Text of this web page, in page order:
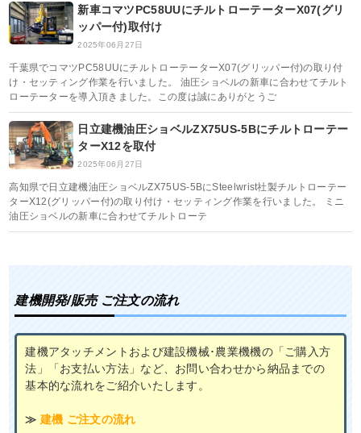
新車コマツPC58UUにチルトローテーターX07(グリ
ッパー付)取付け
2025年06月27日
千葉県でコマツPC58UUにチルトローテーターX07(グリッパー付)の取り付
け・セッティング作業を行いました。 油圧ショベルの新車に合わせてチルト
ローテーターを導入頂きました。この度は誠にありがとうご
日立建機油圧ショベルZX75US-5Bにチルトローテー
ターX12を取付
2025年06月27日
高知県で日立建機油圧ショベルZX75US-5BにSteelwrist社製チルトローテー
ターX12(グリッパー付)の取り付け・セッティング作業を行いました。 ミニ
油圧ショベルの新車に合わせてチルトローテ
建機開発/販売 ご注文の流れ
建機アタッチメントおよび建設機械･農業機機の「ご購入方
法」「お支払い方法」など、お問い合わせから納品までの
基本的な流れをご紹介いたします。
≫ 建機 ご注文の流れ